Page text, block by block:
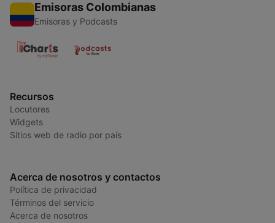
Emisoras Colombianas
Emisoras y Podcasts
Recursos
Locutores
Widgets
Sitios web de radio por país
Acerca de nosotros y contactos
Política de privacidad
Términos del servicio
Acerca de nosotros